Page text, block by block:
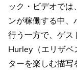
ック・ビデオでは
ンが稼働する中
行う一方で、ゲ
Hurley（エリザベ
ターを楽しむ描写